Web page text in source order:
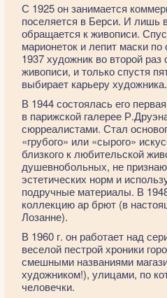
С 1925 он занимается
поселяется в Берси. И
обращается к живописи.
марионеток и лепит маски
1937 художник во второй раз
живописи, и только спустя
выбирает карьеру художника.
В 1944 состоялась его
в парижской галерее
сюрреалистами. Стал
«грубого» или «сырого»
близкого к любительской
душевнобольных, не
эстетических норм и
подручные материалы. В
коллекцию ар брют (в
Лозанне).
В 1960 г. он работает над
веселой пестрой хроники
смешными названиями
художником!), улицами, по
человечки.